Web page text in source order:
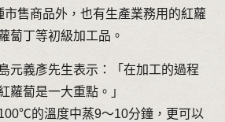
售商品外，也有生產業務用的紅蘿
蔔丁等初級加工品。
元義彥先生表示：「在加工的過程
蘿蔔是一大重點。」
的溫度中蒸9〜10分鐘，更可以